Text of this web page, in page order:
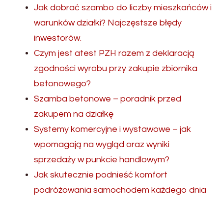
Jak dobrać szambo do liczby mieszkańców i
warunków działki? Najczęstsze błędy
inwestorów.
Czym jest atest PZH razem z deklaracją
zgodności wyrobu przy zakupie zbiornika
betonowego?
Szamba betonowe – poradnik przed
zakupem na działkę
Systemy komercyjne i wystawowe – jak
wpomagają na wygląd oraz wyniki
sprzedaży w punkcie handlowym?
Jak skutecznie podnieść komfort
podróżowania samochodem każdego dnia